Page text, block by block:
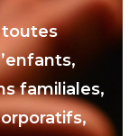
toutes
familiales,